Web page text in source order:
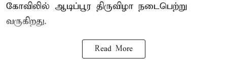
கோவிலில் ஆடிப்பூர திருவிழா நடைபெற்று
வருகிறது.
Read More